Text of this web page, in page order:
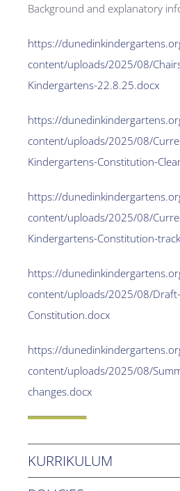
Background and explanatory
https://
content/uploads/2025/08/
Kindergartens-22.8.25.docx
https://
content/uploads/2025/08/
Kindergartens-Constitution-
https://
content/uploads/2025/08/
Kindergartens-Constitution-
https://
content/uploads/2025/08/
Constitution.docx
https://
content/uploads/2025/08/
changes.docx
KURRIKULUM